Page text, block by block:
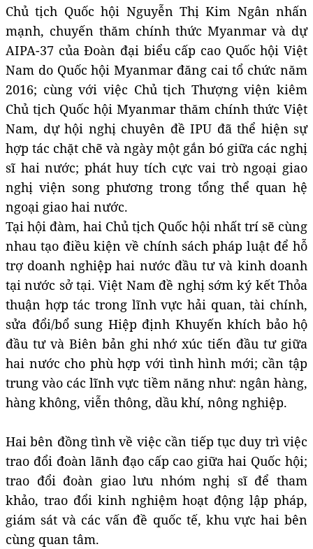
Chủ tịch Quốc hội Nguyễn Thị Kim Ngân nhấn
mạnh, chuyến thăm chính thức Myanmar và dự
AIPA-37 của Đoàn đại biểu cấp cao Quốc hội Việt
Nam do Quốc hội Myanmar đăng cai tổ chức năm
2016; cùng với việc Chủ tịch Thượng viện kiêm
Chủ tịch Quốc hội Myanmar thăm chính thức Việt
Nam, dự hội nghị chuyên đề IPU đã thể hiện sự
hợp tác chặt chẽ và ngày một gắn bó giữa các nghị
sĩ hai nước; phát huy tích cực vai trò ngoại giao
nghị viện song phương trong tổng thể quan hệ
ngoại giao hai nước.
Tại hội đàm, hai Chủ tịch Quốc hội nhất trí sẽ cùng
nhau tạo điều kiện về chính sách pháp luật để hỗ
trợ doanh nghiệp hai nước đầu tư và kinh doanh
tại nước sở tại. Việt Nam đề nghị sớm ký kết Thỏa
thuận hợp tác trong lĩnh vực hải quan, tài chính,
sửa đổi/bổ sung Hiệp định Khuyến khích bảo hộ
đầu tư và Biên bản ghi nhớ xúc tiến đầu tư giữa
hai nước cho phù hợp với tình hình mới; cần tập
trung vào các lĩnh vực tiềm năng như: ngân hàng,
hàng không, viễn thông, dầu khí, nông nghiệp.
Hai bên đồng tình về việc cần tiếp tục duy trì việc
trao đổi đoàn lãnh đạo cấp cao giữa hai Quốc hội;
trao đổi đoàn giao lưu nhóm nghị sĩ để tham
khảo, trao đổi kinh nghiệm hoạt động lập pháp,
giám sát và các vấn đề quốc tế, khu vực hai bên
cùng quan tâm.